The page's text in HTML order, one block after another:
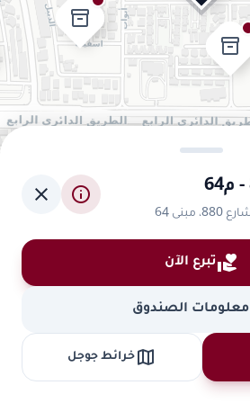
inventory_2
inventory_2
info
close
volunteer_activismتبرع الآن
معلومات الصندوق
map خرائط جوجل